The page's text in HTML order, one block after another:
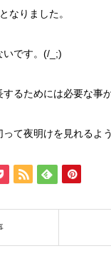
なりました。
いです。(/_;)
るためには必要な事
て夜明けを見れるよ